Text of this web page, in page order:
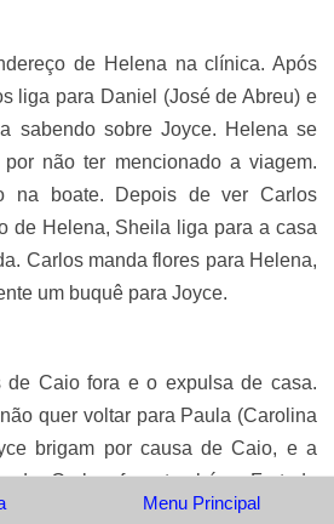
de Helena na clínica. Após
liga para Daniel (José de Abreu) e
sabendo sobre Joyce. Helena se
não ter mencionado a viagem.
na boate. Depois de ver Carlos
de Helena, Sheila liga para a casa
Carlos manda flores para Helena,
um buquê para Joyce.
de Caio fora e o expulsa de casa.
quer voltar para Paula (Carolina
brigam por causa de Caio, e a
de Carlos fora também. Furtado
(Beatriz Lyra) repreendem
Menu Principal